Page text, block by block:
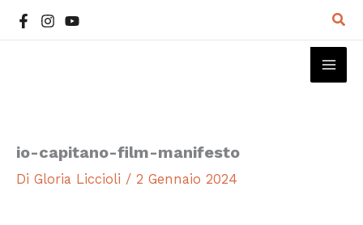
io-capitano-film-manifesto
Di Gloria Liccioli / 2 Gennaio 2024